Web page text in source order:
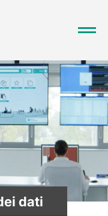
dati